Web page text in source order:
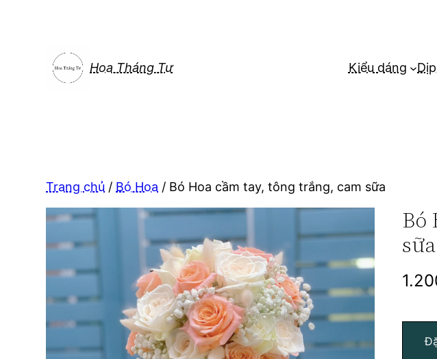
Hoa Tháng Tư Kiểu dáng
Trang chủ / Bó Hoa / Bó Hoa cầm tay, tông trắng, cam sữa
Bó
sữa